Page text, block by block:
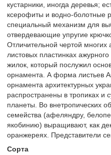
кустарники, иногда деревья;
ксерофиты и водно-болотные
специальный механизм для
отвердевающие упругие
Отличительной чертой многих
листовых пластинках
жилок, который послужил
орнамента. А форма листьев
орнамента архитектурных
распространены в тропиках и
планеты. Во внетропических
семейства (афеляндру,
якобинию) выращивают, как
оранжереях. Представители
Сорта